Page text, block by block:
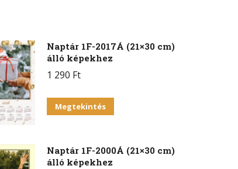
Naptár 1F-2017Á (21×30 cm)
álló képekhez
1 290 Ft
Megtekintés
Naptár 1F-2000Á (21×30 cm)
álló képekhez